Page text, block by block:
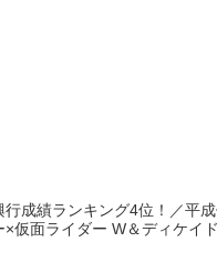
行成績ランキング4位！／平
×仮面ライダー W＆ディケイ